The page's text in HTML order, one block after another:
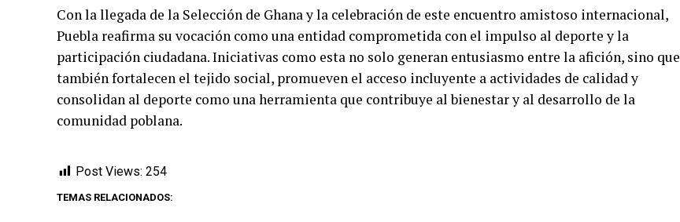
Con la llegada de la Selección de Ghana y la celebración de este encuentro amistoso internacional,
Puebla reafirma su vocación como una entidad comprometida con el impulso al deporte y la
participación ciudadana. Iniciativas como esta no solo generan entusiasmo entre la afición, sino que
también fortalecen el tejido social, promueven el acceso incluyente a actividades de calidad y
consolidan al deporte como una herramienta que contribuye al bienestar y al desarrollo de la
comunidad poblana.
Post Views: 254
TEMAS RELACIONADOS: